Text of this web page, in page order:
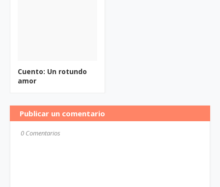
Cuento: Un rotundo
amor
Publicar un comentario
0 Comentarios